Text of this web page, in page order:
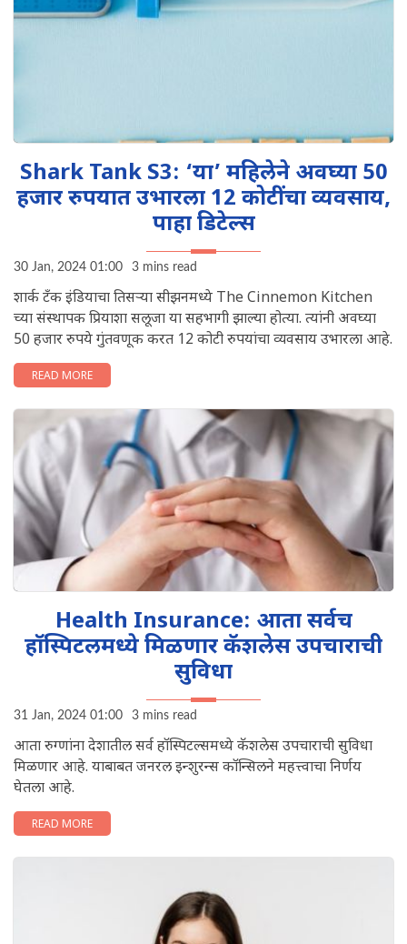
Shark Tank S3: ‘या’ महिलेने अवघ्या 50
हजार रुपयात उभारला 12 कोटींचा व्यवसाय,
पाहा डिटेल्स
30 Jan, 2024 01:00 3 mins read
शार्क टँक इंडियाचा तिसऱ्या सीझनमध्ये The Cinnemon Kitchen
च्या संस्थापक प्रियाशा सलूजा या सहभागी झाल्या होत्या. त्यांनी अवघ्या
50 हजार रुपये गुंतवणूक करत 12 कोटी रुपयांचा व्यवसाय उभारला आहे.
READ MORE
Health Insurance: आता सर्वच
हॉस्पिटलमध्ये मिळणार कॅशलेस उपचाराची
सुविधा
31 Jan, 2024 01:00 3 mins read
आता रुग्णांना देशातील सर्व हॉस्पिटल्समध्ये कॅशलेस उपचाराची सुविधा
मिळणार आहे. याबाबत जनरल इन्शुरन्स कॉन्सिलने महत्त्वाचा निर्णय
घेतला आहे.
READ MORE